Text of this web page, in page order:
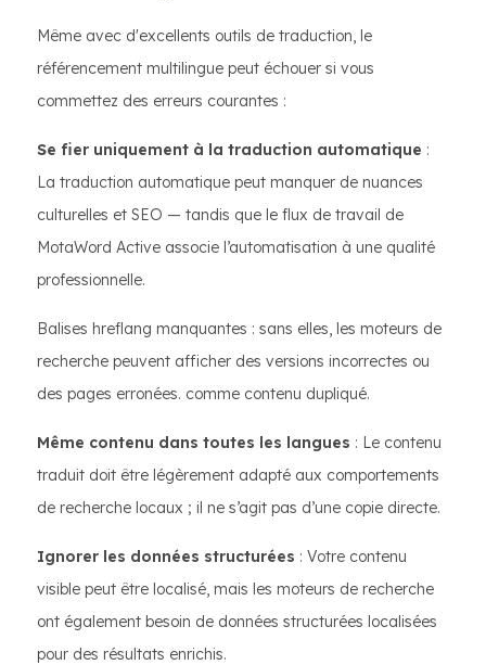
Même avec d'excellents outils de traduction, le
référencement multilingue peut échouer si vous
commettez des erreurs courantes :
Se fier uniquement à la traduction automatique :
La traduction automatique peut manquer de nuances
culturelles et SEO — tandis que le flux de travail de
MotaWord Active associe l’automatisation à une qualité
professionnelle.
Balises hreflang manquantes : sans elles, les moteurs de
recherche peuvent afficher des versions incorrectes ou
des pages erronées. comme contenu dupliqué.
Même contenu dans toutes les langues : Le contenu
traduit doit être légèrement adapté aux comportements
de recherche locaux ; il ne s’agit pas d’une copie directe.
Ignorer les données structurées : Votre contenu
visible peut être localisé, mais les moteurs de recherche
ont également besoin de données structurées localisées
pour des résultats enrichis.